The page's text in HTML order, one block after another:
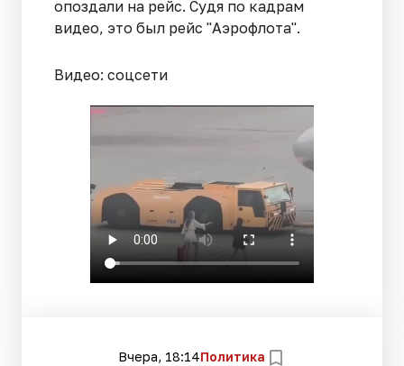
опоздали на рейс. Судя по кадрам
видео, это был рейс "Аэрофлота".
Видео: соцсети
Вчера, 18:14Политика